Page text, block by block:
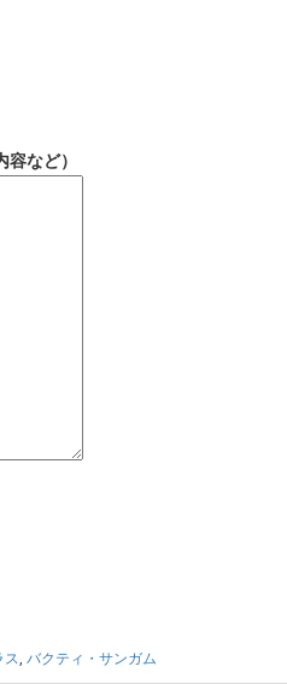
など）
ス, バクティ・サンガム